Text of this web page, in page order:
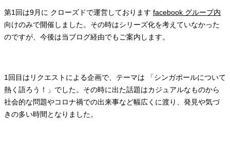
第1回は9月に クローズドで運営しております facebook グループ内
向けのみで開催しました。その時はシリーズ化を考えていなかった
のですが、今後は当ブログ経由でもご案内します。
1回目はリクエストによる企画で、テーマは 「シンガポールについて
熱く語ろう！」でした。その時に出た話題はカジュアルなものから
社会的な問題やコロナ禍での出来事など幅広くに渡り、発見や気づ
きの多い時間となりました。